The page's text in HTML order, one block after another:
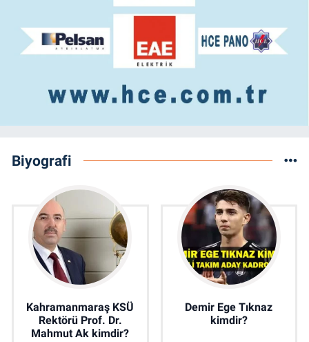
Biyografi
Kahramanmaraş KSÜ
Rektörü Prof. Dr.
Mahmut Ak kimdir?
Demir Ege Tıknaz
kimdir?